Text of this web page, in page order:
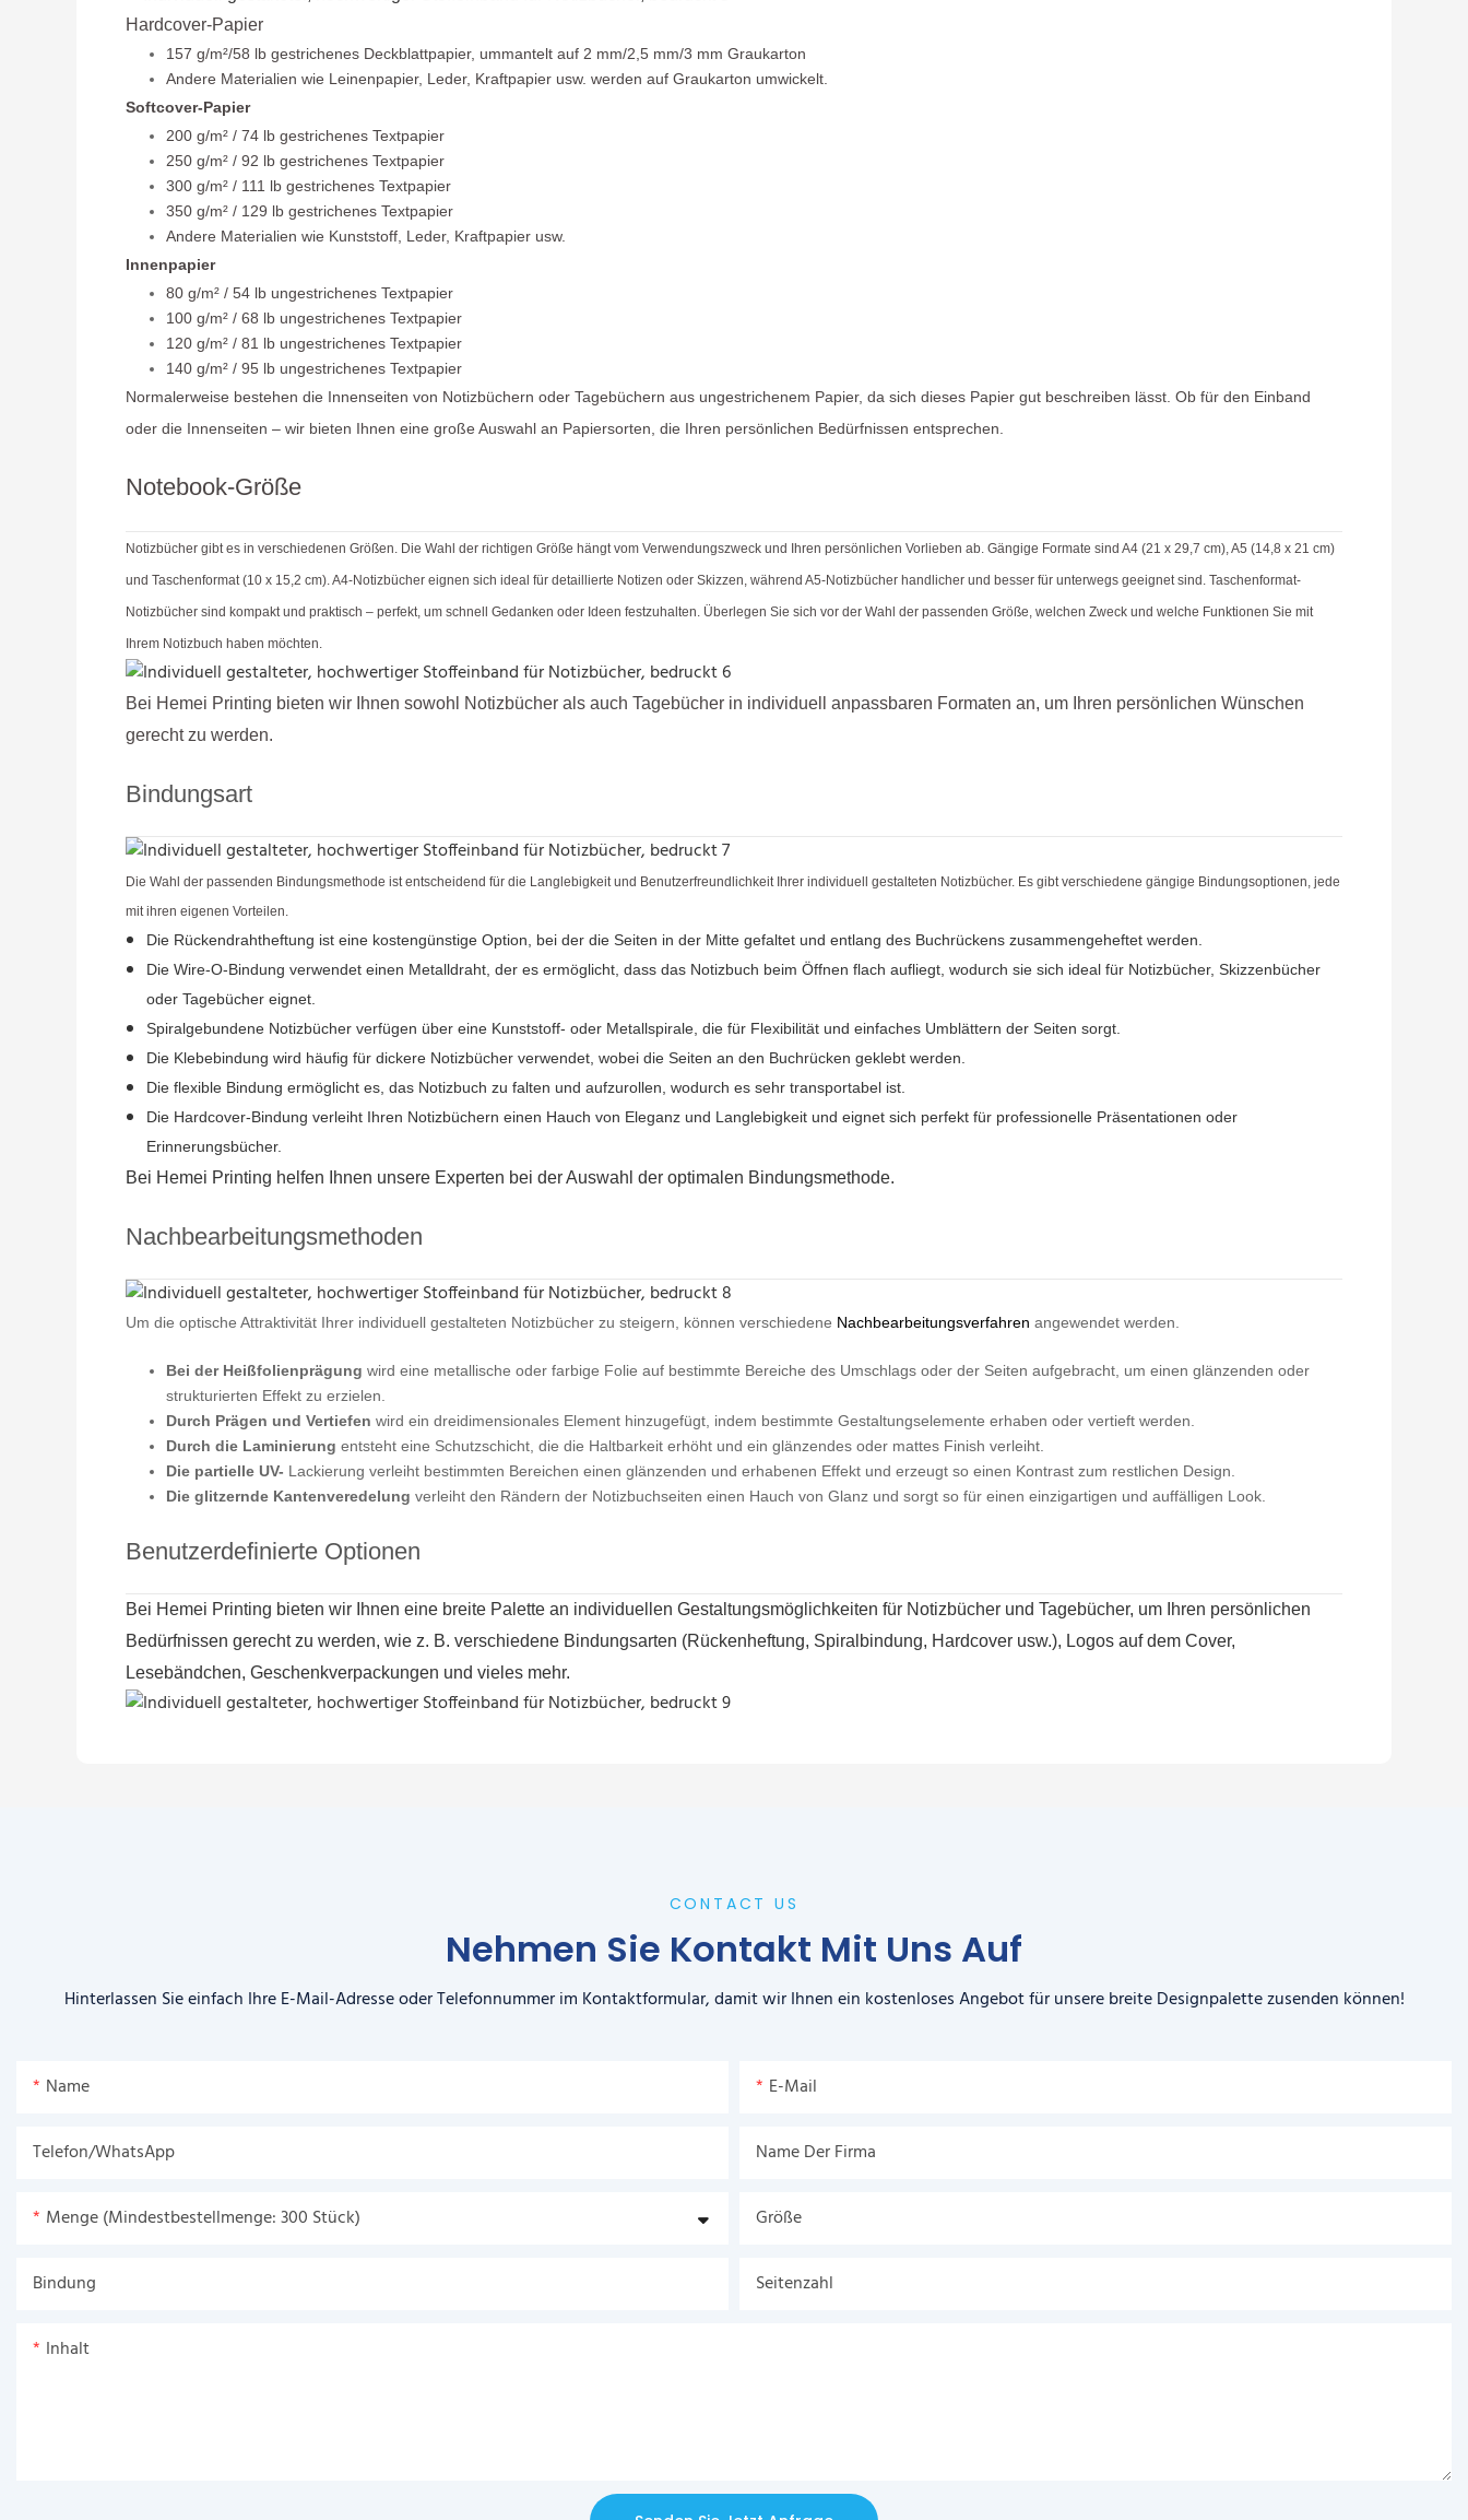
Hardcover-Papier
157 g/m²/58 lb gestrichenes Deckblattpapier, ummantelt auf 2 mm/2,5 mm/3 mm Graukarton
Andere Materialien wie Leinenpapier, Leder, Kraftpapier usw. werden auf Graukarton umwickelt.
Softcover-Papier
200 g/m² / 74 lb gestrichenes Textpapier
250 g/m² / 92 lb gestrichenes Textpapier
300 g/m² / 111 lb gestrichenes Textpapier
350 g/m² / 129 lb gestrichenes Textpapier
Andere Materialien wie Kunststoff, Leder, Kraftpapier usw.
Innenpapier
80 g/m² / 54 lb ungestrichenes Textpapier
100 g/m² / 68 lb ungestrichenes Textpapier
120 g/m² / 81 lb ungestrichenes Textpapier
140 g/m² / 95 lb ungestrichenes Textpapier
Normalerweise bestehen die Innenseiten von Notizbüchern oder Tagebüchern aus ungestrichenem Papier, da sich dieses Papier gut beschreiben lässt. Ob für den Einband
oder die Innenseiten – wir bieten Ihnen eine große Auswahl an Papiersorten, die Ihren persönlichen Bedürfnissen entsprechen.
Notebook-Größe
Notizbücher gibt es in verschiedenen Größen. Die Wahl der richtigen Größe hängt vom Verwendungszweck und Ihren persönlichen Vorlieben ab. Gängige Formate sind A4 (21 x 29,7 cm), A5 (14,8 x 21 cm)
und Taschenformat (10 x 15,2 cm). A4-Notizbücher eignen sich ideal für detaillierte Notizen oder Skizzen, während A5-Notizbücher handlicher und besser für unterwegs geeignet sind. Taschenformat-
Notizbücher sind kompakt und praktisch – perfekt, um schnell Gedanken oder Ideen festzuhalten. Überlegen Sie sich vor der Wahl der passenden Größe, welchen Zweck und welche Funktionen Sie mit
Ihrem Notizbuch haben möchten.
Bei Hemei Printing bieten wir Ihnen sowohl Notizbücher als auch Tagebücher in individuell anpassbaren Formaten an, um Ihren persönlichen Wünschen
gerecht zu werden.
Bindungsart
Die Wahl der passenden Bindungsmethode ist entscheidend für die Langlebigkeit und Benutzerfreundlichkeit Ihrer individuell gestalteten Notizbücher. Es gibt verschiedene gängige Bindungsoptionen, jede
mit ihren eigenen Vorteilen.
Die Rückendrahtheftung ist eine kostengünstige Option, bei der die Seiten in der Mitte gefaltet und entlang des Buchrückens zusammengeheftet werden.
Die Wire-O-Bindung verwendet einen Metalldraht, der es ermöglicht, dass das Notizbuch beim Öffnen flach aufliegt, wodurch sie sich ideal für Notizbücher, Skizzenbücher
oder Tagebücher eignet.
Spiralgebundene Notizbücher verfügen über eine Kunststoff- oder Metallspirale, die für Flexibilität und einfaches Umblättern der Seiten sorgt.
Die Klebebindung wird häufig für dickere Notizbücher verwendet, wobei die Seiten an den Buchrücken geklebt werden.
Die flexible Bindung ermöglicht es, das Notizbuch zu falten und aufzurollen, wodurch es sehr transportabel ist.
Die Hardcover-Bindung verleiht Ihren Notizbüchern einen Hauch von Eleganz und Langlebigkeit und eignet sich perfekt für professionelle Präsentationen oder
Erinnerungsbücher.
Bei Hemei Printing helfen Ihnen unsere Experten bei der Auswahl der optimalen Bindungsmethode.
Nachbearbeitungsmethoden
Um die optische Attraktivität Ihrer individuell gestalteten Notizbücher zu steigern, können verschiedene Nachbearbeitungsverfahren angewendet werden.
Bei der Heißfolienprägung wird eine metallische oder farbige Folie auf bestimmte Bereiche des Umschlags oder der Seiten aufgebracht, um einen glänzenden oder
strukturierten Effekt zu erzielen.
Durch Prägen und Vertiefen wird ein dreidimensionales Element hinzugefügt, indem bestimmte Gestaltungselemente erhaben oder vertieft werden.
Durch die Laminierung entsteht eine Schutzschicht, die die Haltbarkeit erhöht und ein glänzendes oder mattes Finish verleiht.
Die partielle UV- Lackierung verleiht bestimmten Bereichen einen glänzenden und erhabenen Effekt und erzeugt so einen Kontrast zum restlichen Design.
Die glitzernde Kantenveredelung verleiht den Rändern der Notizbuchseiten einen Hauch von Glanz und sorgt so für einen einzigartigen und auffälligen Look.
Benutzerdefinierte Optionen
Bei Hemei Printing bieten wir Ihnen eine breite Palette an individuellen Gestaltungsmöglichkeiten für Notizbücher und Tagebücher, um Ihren persönlichen
Bedürfnissen gerecht zu werden, wie z. B. verschiedene Bindungsarten (Rückenheftung, Spiralbindung, Hardcover usw.), Logos auf dem Cover,
Lesebändchen, Geschenkverpackungen und vieles mehr.
CONTACT US
Nehmen Sie Kontakt Mit Uns Auf
Hinterlassen Sie einfach Ihre E-Mail-Adresse oder Telefonnummer im Kontaktformular, damit wir Ihnen ein kostenloses Angebot für unsere breite Designpalette zusenden können!
Name E-Mail
Telefon/WhatsApp Name Der Firma
Menge (Mindestbestellmenge: 300 Stück) Größe
Bindung Seitenzahl
Inhalt